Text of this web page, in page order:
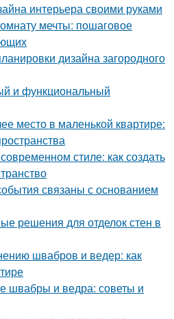
интерьера своими руками
мечты: пошаговое
дизайна загородного
и функциональный
место в маленькой квартире:
стиле: как создать
связаны с основанием
решения для отделок стен в
швабров и ведер: как
швабры и ведра: советы и